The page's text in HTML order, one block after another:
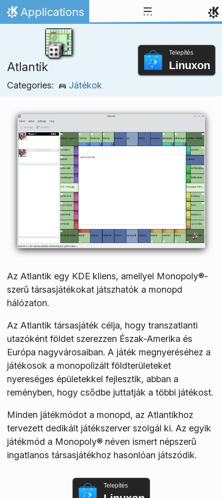
Ugrás a tartalomhoz
Kezdőlap
Applications
Atlantik
Categories: Játékok
Telepítés
Linuxon
Az Atlantik egy KDE kliens, amellyel Monopoly®-
szerű társasjátékokat játszhatók a monopd
hálózaton.
Az Atlantik társasjáték célja, hogy transzatlanti
utazóként földet szerezzen Észak-Amerika és
Európa nagyvárosaiban. A játék megnyeréséhez a
játékosok a monopolizált földterületeket
nyereséges épületekkel fejlesztik, abban a
reményben, hogy csődbe juttatják a többi játékost.
Minden játékmódot a monopd, az Atlantikhoz
tervezett dedikált játékszerver szolgál ki. Az egyik
játékmód a Monopoly® néven ismert népszerű
ingatlanos társasjátékhoz hasonlóan játszódik.
Telepítés